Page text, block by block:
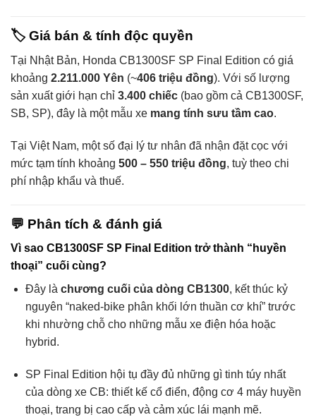
🏷️ Giá bán & tính độc quyền
Tại Nhật Bản, Honda CB1300SF SP Final Edition có giá
khoảng 2.211.000 Yên (~406 triệu đồng). Với số lượng
sản xuất giới hạn chỉ 3.400 chiếc (bao gồm cả CB1300SF,
SB, SP), đây là một mẫu xe mang tính sưu tầm cao.
Tại Việt Nam, một số đại lý tư nhân đã nhận đặt cọc với
mức tạm tính khoảng 500 – 550 triệu đồng, tuỳ theo chi
phí nhập khẩu và thuế.
💬 Phân tích & đánh giá
Vì sao CB1300SF SP Final Edition trở thành “huyền
thoại” cuối cùng?
Đây là chương cuối của dòng CB1300, kết thúc kỷ
nguyên “naked-bike phân khối lớn thuần cơ khí” trước
khi nhường chỗ cho những mẫu xe điện hóa hoặc
hybrid.
SP Final Edition hội tụ đầy đủ những gì tinh túy nhất
của dòng xe CB: thiết kế cổ điển, động cơ 4 máy huyền
thoại, trang bị cao cấp và cảm xúc lái mạnh mẽ.